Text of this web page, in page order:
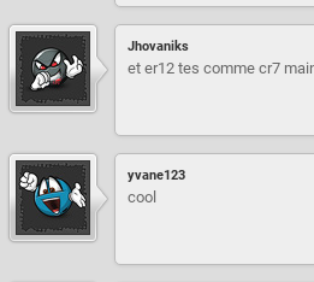
Jhovaniks
et er12 tes comme cr7
yvane123
cool